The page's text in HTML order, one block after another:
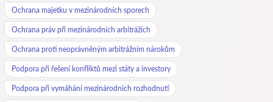
Ochrana majetku v mezinárodních sporech
Ochrana práv při mezinárodních arbitrážích
Ochrana proti neoprávněným arbitrážním nárokům
Podpora při řešení konfliktů mezi státy a investory
Podpora při vymáhání mezinárodních rozhodnutí